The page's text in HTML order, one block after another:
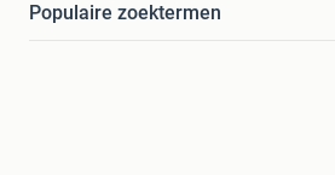
Populaire zoektermen